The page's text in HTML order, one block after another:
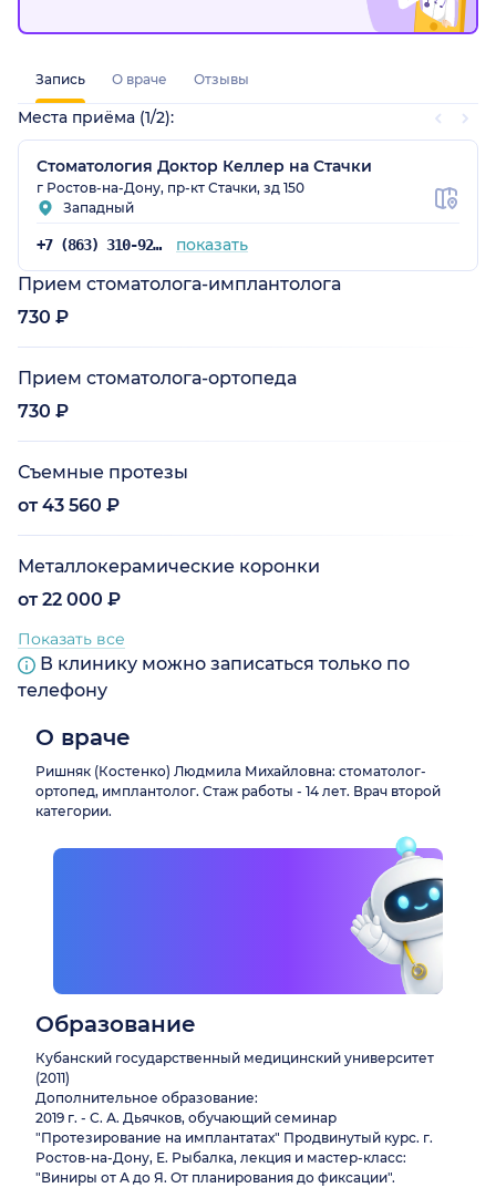
Запись О враче Отзывы
Места приёма (1/2):
Стоматология Доктор Келлер на Стачки
г Ростов-на-Дону, пр-кт Стачки, зд 150
Западный
+7 (863) 310-92-88 показать
Прием стоматолога-имплантолога
730 ₽
Прием стоматолога-ортопеда
730 ₽
Съемные протезы
от 43 560 ₽
Металлокерамические коронки
от 22 000 ₽
Показать все
В клинику можно записаться только по
телефону
О враче
Ришняк (Костенко) Людмила Михайловна: стоматолог-
ортопед, имплантолог. Стаж работы - 14 лет. Врач второй
категории.
Образование
Кубанский государственный медицинский университет
(2011)
Дополнительное образование:
2019 г. - С. А. Дьячков, обучающий семинар
"Протезирование на имплантатах" Продвинутый курс. г.
Ростов-на-Дону, Е. Рыбалка, лекция и мастер-класс:
"Виниры от А до Я. От планирования до фиксации".